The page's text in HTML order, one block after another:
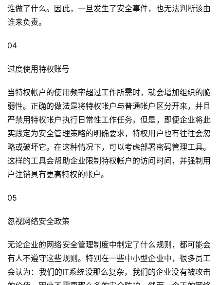
谁做了什么。因此，一旦发生了安全事件，也无法判断该由
谁来负责。
04
过度使用特权账号
当特权帐户的使用频率超过工作所需时，就会增加组织的脆
弱性。正确的做法是将特权帐户与普通帐户区分开来，并且
严禁用特权帐户执行日常性工作任务。但是，即便企业将此
实践定为安全管理策略的明确要求，特权用户也有往往会忽
略或破坏它。在这种情况下，可以考虑部署密码管理工具。
这样的工具会帮助企业限制特权帐户的访问时间，并强制用
户注销具有更高特权的帐户。
05
忽视网络安全政策
无论企业的网络安全管理制度中制定了什么规则，都可能会
有人不遵守这些规则。特别在一些中小型企业中，很多员工
会认为：我们的IT系统没那么复杂，我们的企业没有被攻击